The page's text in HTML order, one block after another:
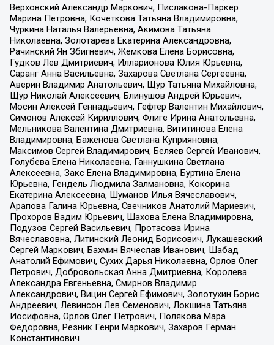
Верховский Александр Маркович, Пислакова-Паркер
Марина Петровна, Кочеткова Татьяна Владимировна,
Чуркина Наталья Валерьевна, Акимова Татьяна
Николаевна, Золотарева Екатерина Александровна,
Рачинский Ян Збигневич, Жемкова Елена Борисовна,
Гудков Лев Дмитриевич, Илларионова Юлия Юрьевна,
Саранг Анна Васильевна, Захарова Светлана Сергеевна,
Аверин Владимир Анатольевич, Щур Татьяна Михайловна,
Щур Николай Алексеевич, Блинушов Андрей Юрьевич,
Мосин Алексей Геннадьевич, Гефтер Валентин Михайлович,
Симонов Алексей Кириллович, Флиге Ирина Анатольевна,
Мельникова Валентина Дмитриевна, Вититинова Елена
Владимировна, Баженова Светлана Куприяновна,
Максимов Сергей Владимирович, Беляев Сергей Иванович,
Голубева Елена Николаевна, Ганнушкина Светлана
Алексеевна, Закс Елена Владимировна, Буртина Елена
Юрьевна, Гендель Людмила Залмановна, Кокорина
Екатерина Алексеевна, Шуманов Илья Вячеславович,
Арапова Галина Юрьевна, Свечников Анатолий Мариевич,
Прохоров Вадим Юрьевич, Шахова Елена Владимировна,
Подузов Сергей Васильевич, Протасова Ирина
Вячеславовна, Литинский Леонид Борисович, Лукашевский
Сергей Маркович, Бахмин Вячеслав Иванович, Шабад
Анатолий Ефимович, Сухих Дарья Николаевна, Орлов Олег
Петрович, Добровольская Анна Дмитриевна, Королева
Александра Евгеньевна, Смирнов Владимир
Александрович, Вицин Сергей Ефимович, Золотухин Борис
Андреевич, Левинсон Лев Семенович, Локшина Татьяна
Иосифовна, Орлов Олег Петрович, Полякова Мара
Федоровна, Резник Генри Маркович, Захаров Герман
Константинович